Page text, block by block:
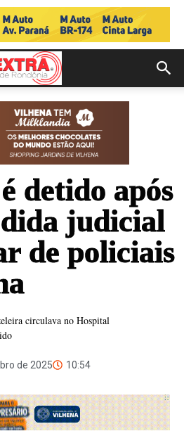
detido após
judicial
de policiais
circulava no Hospital
de 2025 10:54